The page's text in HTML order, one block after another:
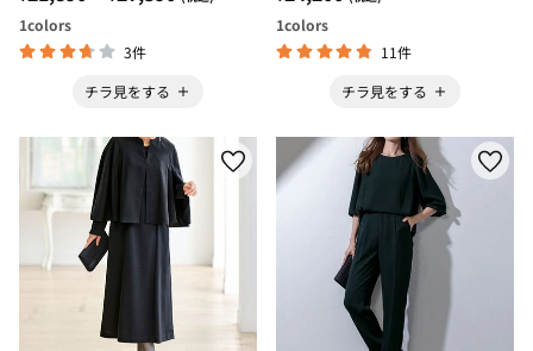
1colors
3件
チラ見をする
1colors
11件
チラ見をする